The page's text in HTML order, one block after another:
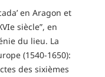
en Aragon et
siècle”, en
du lieu. La
(1540-1650):
des sixièmes